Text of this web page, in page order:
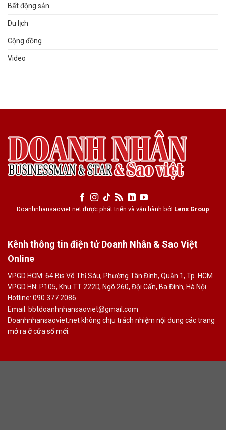
Bất động sản
Du lịch
Cộng đồng
Video
Doanhnhansaoviet.net được phát triển và vận hành bởi Lens Group
Kênh thông tin điện tử Doanh Nhân & Sao Việt
Online
VPGD HCM: 64 Bis Võ Thị Sáu, Phường Tân Định, Quận 1, Tp. HCM
VPGD HN: P105, Khu TT 222D, Ngõ 260, Đội Cấn, Ba Đình, Hà Nội.
Hotline: 090 377 2086
Email: bbtdoanhnhansaoviet@gmail.com
Doanhnhansaoviet.net không chịu trách nhiệm nội dung các trang
mở ra ở cửa sổ mới.